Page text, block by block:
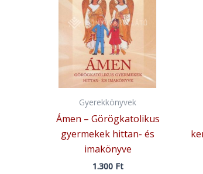
Gyerekkönyvek
Ámen – Görögkatolikus
gyermekek hittan- és
imakönyve
1.300 Ft